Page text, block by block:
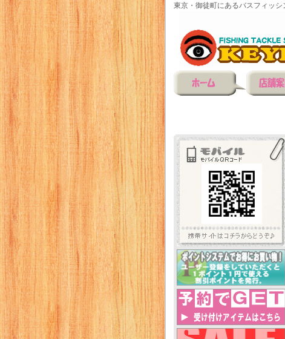
東京・御徒町にあるバスフィッ